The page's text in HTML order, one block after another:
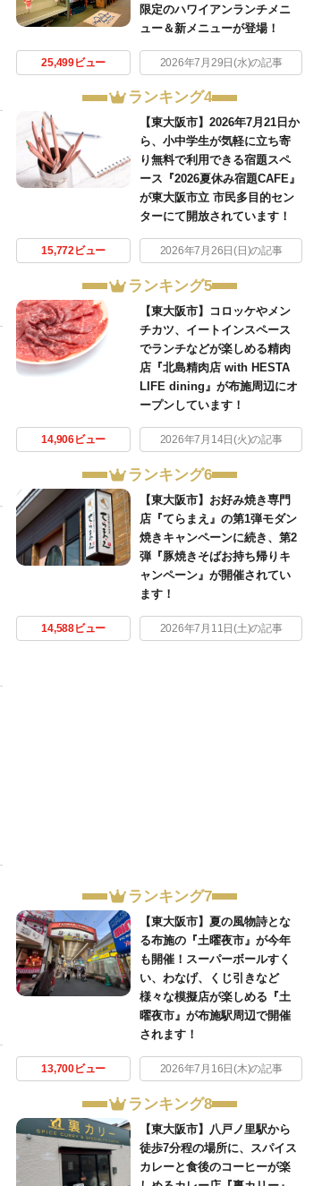
限定のハワイアンランチメニ
ュー＆新メニューが登場！
25,499ビュー 2026年7月29日(水)の記事
ランキング4
【東大阪市】2026年7月21日か
ら、小中学生が気軽に立ち寄
り無料で利用できる宿題スペ
ース『2026夏休み宿題CAFE』
が東大阪市立 市民多目的セン
ターにて開放されています！
15,772ビュー 2026年7月26日(日)の記事
ランキング5
【東大阪市】コロッケやメン
チカツ、イートインスペース
でランチなどが楽しめる精肉
店『北島精肉店 with HESTA
LIFE dining』が布施周辺にオ
ープンしています！
14,906ビュー 2026年7月14日(火)の記事
ランキング6
【東大阪市】お好み焼き専門
店『てらまえ』の第1弾モダン
焼きキャンペーンに続き、第2
弾『豚焼きそばお持ち帰りキ
ャンペーン』が開催されてい
ます！
14,588ビュー 2026年7月11日(土)の記事
ランキング7
【東大阪市】夏の風物詩とな
る布施の『土曜夜市』が今年
も開催！スーパーボールすく
い、わなげ、くじ引きなど
様々な模擬店が楽しめる『土
曜夜市』が布施駅周辺で開催
されます！
13,700ビュー 2026年7月16日(木)の記事
ランキング8
【東大阪市】八戸ノ里駅から
徒歩7分程の場所に、スパイス
カレーと食後のコーヒーが楽